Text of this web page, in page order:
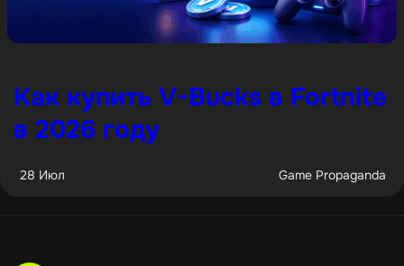
Как купить V-Bucks в Fortnite
в 2026 году
28 Июл Game Propaganda